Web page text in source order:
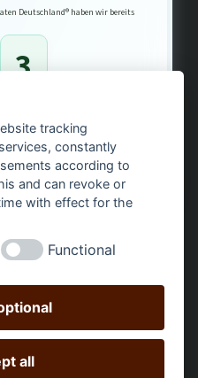
Deutschland® haben wir bereits
3
zzgl.
tracking
constantly
according to
and can revoke or
with effect for the
Functional
all